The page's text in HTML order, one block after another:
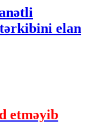
elan
etməyib